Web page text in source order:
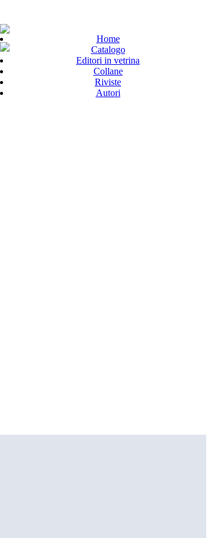
Home
Catalogo
Editori in vetrina
Collane
Riviste
Autori